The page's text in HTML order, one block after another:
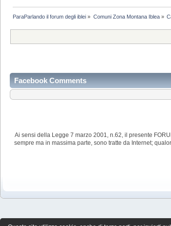
ParaParlando il forum degli iblei » Comuni Zona Montana Iblea»
Facebook Comments
Ai sensi della Legge 7 marzo 2001, n.62, il presente
sempre ma in massima parte, sono tratte da Internet;